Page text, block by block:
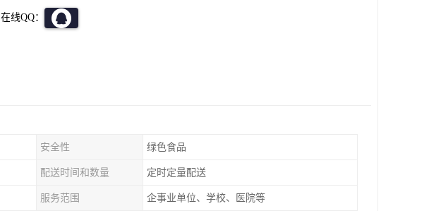
在线QQ：
安全性 绿色食品
配送时间和数量 定时定量配送
服务范围 企事业单位、学校、医院等